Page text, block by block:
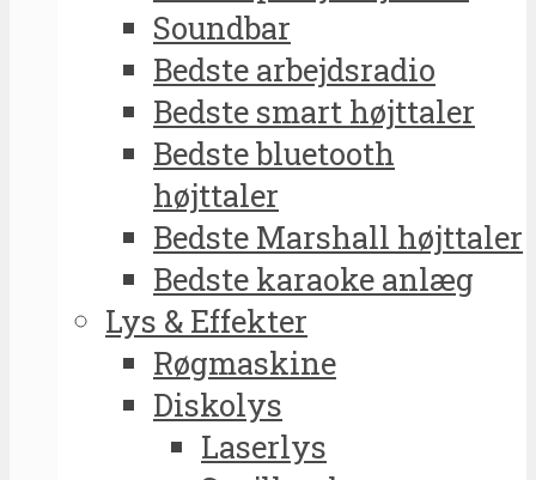
Soundbar
Bedste arbejdsradio
Bedste smart højttaler
Bedste bluetooth
højttaler
Bedste Marshall højttaler
Bedste karaoke anlæg
Lys & Effekter
Røgmaskine
Diskolys
Laserlys